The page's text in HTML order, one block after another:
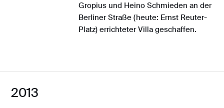
Gropius und Heino Schmieden an der
Berliner Straße (heute: Ernst Reuter-
Platz) errichteter Villa geschaffen.
2013